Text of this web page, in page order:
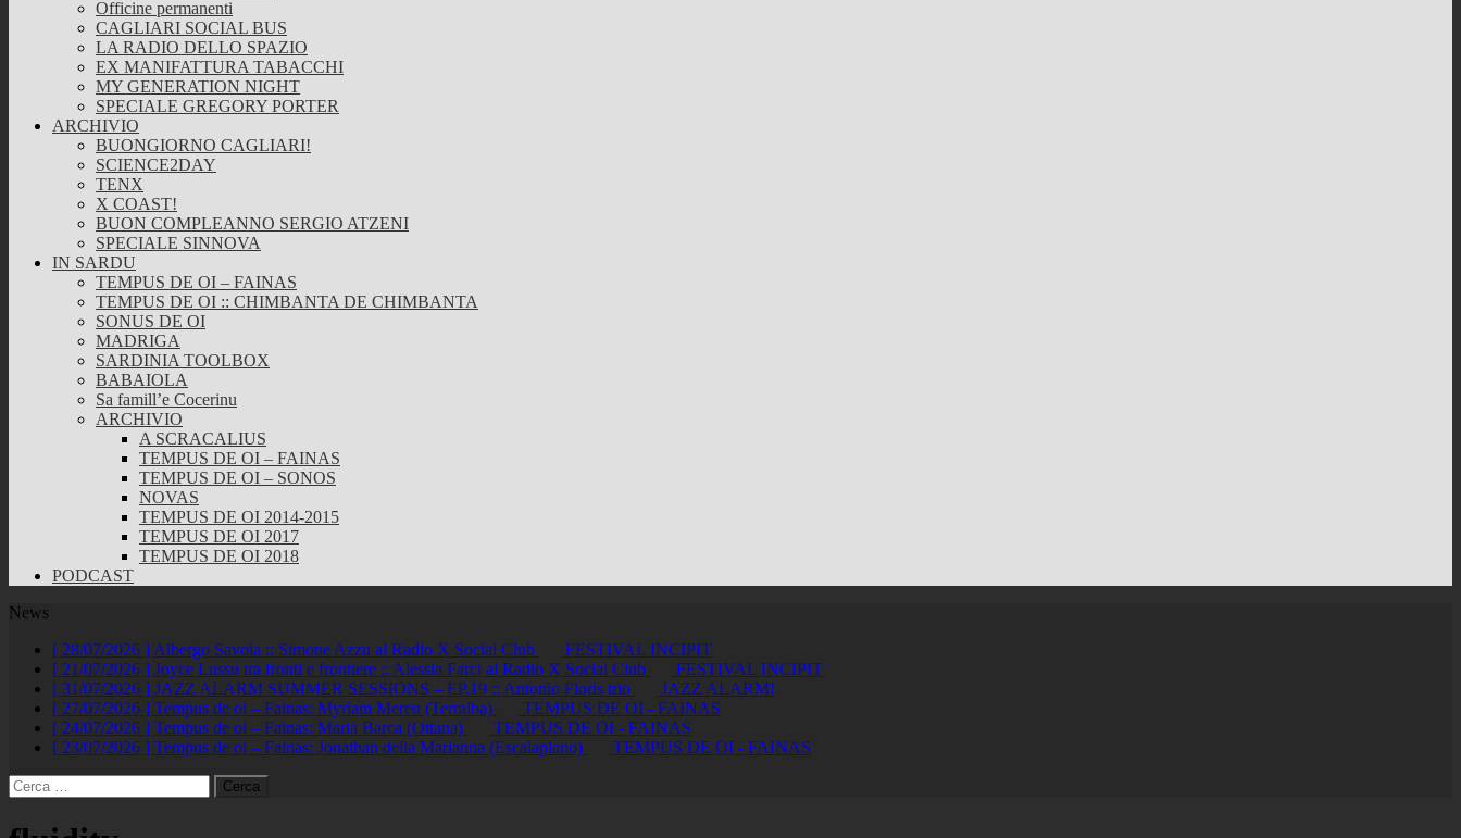
Officine permanenti
CAGLIARI SOCIAL BUS
LA RADIO DELLO SPAZIO
EX MANIFATTURA TABACCHI
MY GENERATION NIGHT
SPECIALE GREGORY PORTER
ARCHIVIO
BUONGIORNO CAGLIARI!
SCIENCE2DAY
TENX
X COAST!
BUON COMPLEANNO SERGIO ATZENI
SPECIALE SINNOVA
IN SARDU
TEMPUS DE OI – FAINAS
TEMPUS DE OI :: CHIMBANTA DE CHIMBANTA
SONUS DE OI
MADRIGA
SARDINIA TOOLBOX
BABAIOLA
Sa famill’e Cocerinu
ARCHIVIO
A SCRACALIUS
TEMPUS DE OI – FAINAS
TEMPUS DE OI – SONOS
NOVAS
TEMPUS DE OI 2014-2015
TEMPUS DE OI 2017
TEMPUS DE OI 2018
PODCAST
News
[ 28/07/2026 ] Albergo Savoia :: Simone Azzu al Radio X Social Club
FESTIVAL INCIPIT
[ 21/07/2026 ] Joyce Lussu tra fronti e frontiere :: Alessia Farci al Radio X Social Club
FESTIVAL INCIPIT
[ 31/07/2026 ] JAZZ ALARM SUMMER SESSIONS – EP.19 :: Antonio Floris trio
JAZZ ALARM!
[ 27/07/2026 ] Tempus de oi – Fainas: Myriam Mereu (Terralba)
TEMPUS DE OI - FAINAS
[ 24/07/2026 ] Tempus de oi – Fainas: Maria Barca (Ottana)
TEMPUS DE OI - FAINAS
[ 23/07/2026 ] Tempus de oi – Fainas: Jonathan della Marianna (Escalaplano)
TEMPUS DE OI - FAINAS
Ricerca
per: